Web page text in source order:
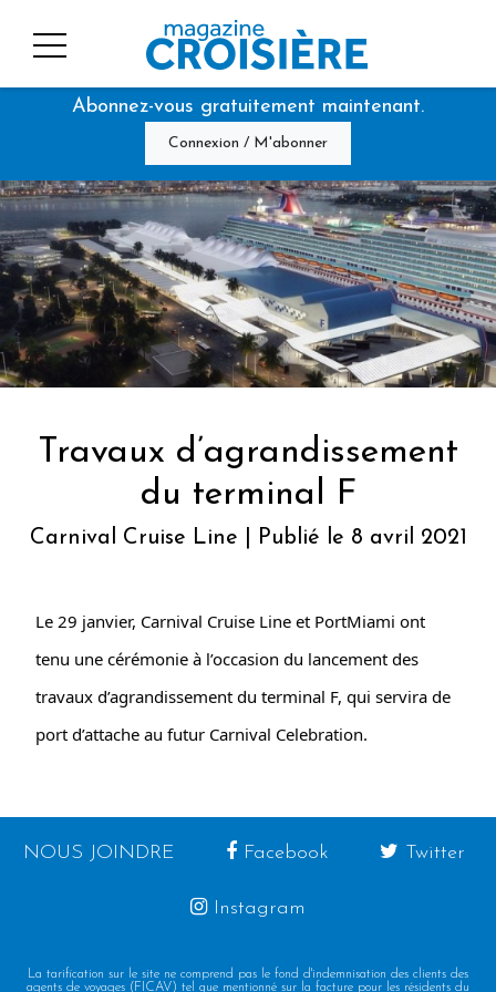
Abonnez-vous gratuitement maintenant.
Connexion / M'abonner
Travaux d’agrandissement
du terminal F
Carnival Cruise Line | Publié le 8 avril 2021
Le 29 janvier, Carnival Cruise Line et PortMiami ont
tenu une cérémonie à l’occasion du lancement des
travaux d’agrandissement du terminal F, qui servira de
port d’attache au futur Carnival Celebration.
NOUS JOINDRE Facebook Twitter
Instagram
La tarification sur le site ne comprend pas le fond d'indemnisation des clients des
agents de voyages (FICAV) tel que mentionné sur la facture pour les résidents du